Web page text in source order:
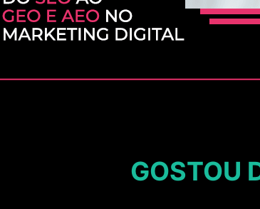
GOSTOU